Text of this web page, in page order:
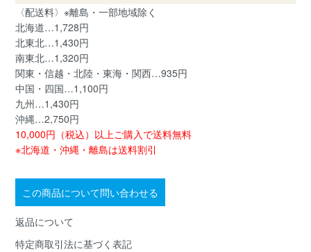
〈配送料〉※離島・一部地域除く
北海道…1,728円
北東北…1,430円
南東北…1,320円
関東・信越・北陸・東海・関西…935円
中国・四国…1,100円
九州…1,430円
沖縄…2,750円
10,000円（税込）以上ご購入で送料無料
※北海道・沖縄・離島は送料割引
この商品について問い合わせる
返品について
特定商取引法に基づく表記